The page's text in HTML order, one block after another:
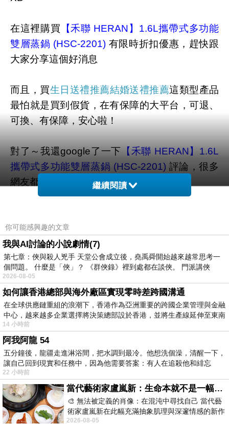
在這裡購買 【禾聯 HERAN】1.6L攜帶式多功能
雙層蒸鍋 (HSC-2201) 有限時折扣優惠，趕快跟
大家分享這個好消息
而且，買生日送禮推薦結婚送禮推薦這類型產品
最怕就是買到假貨，在有保障的大平台，可退、
可換、有保障，安心啦！
對了～我還google了一下 【禾聯 HERAN】1.6L
攜帶式多功能雙層蒸鍋 (HSC-2201) 評論，很多
網友都說很好用！
PS.若您家裡有0~4歲的小朋友，
費好物
PS2.想買情趣用品卻會害羞嗎?那就在網路上買
吧!!保險套,按摩棒,跳蛋,潤滑油等情趣小物應有儘
有哦!!
PS3.還在傻傻的用現金在網路上購物嗎?~，來一
張現金回饋卡吧
附上連結給有需要的人哦XD
繼續閱讀
你可能感興趣的文章
我與AI討論的小說劇情(7)
第七章：俠與殺人兇手 天堂公會成立後，堯禹舜開始越來越常思考一
個問題。 什麼是「俠」？ 《群俠錄》裡到處都在談俠。 門派講俠
2026-08-05
如何讓香港總部與海外廠區實現零時差跨國溝通
在全球供應鏈重組的浪潮下，香港作為亞洲重要的跨國企業管理與金融
中心，越來越多企業選擇將決策總部設於香港，並將生產線延伸至東南
14 小時前
阿我阿龍 54
五分鐘後，龍疆走進淋浴間，把水調到最冷。他想洗個澡，清醒一下，
讓自己回到現實和任務中，因為他需要答案：有人在追殺他和緋忘
22 小時前
當代藝術家盧嵐新：生命本就不是一幅能被定義的肖像，在混亂與交疊中拼湊完整的靈魂
🎨 無法被定義的肖像：在混沌中尋找自己 當代藝
術家盧嵐新在此幅充滿抽象肌理與深邃情感的新作
中，以灰白為基底，交織著塗抹、刮擦與
2026-08-05